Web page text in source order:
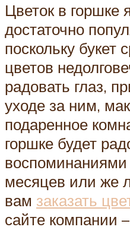
Цветок в горшке
достаточно
поскольку букет
цветов
радовать глаз,
уходе за ним,
подаренное
горшке будет
воспоминаниями
месяцев или же
вам заказать
сайте